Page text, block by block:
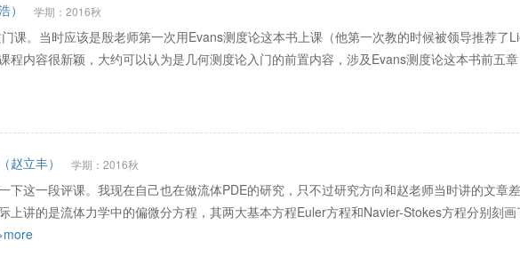
） 学期：2016秋
课。当时应该是殷老师第一次用Evans测度论这本书上课（他第一次教的时候被领导推荐了
程内容很新颖，大约可以认为是几何测度论入门的前置内容，涉及Evans测度论这本书前五
赵立丰） 学期：2016秋
下这一段评课。我现在自己也在做流体PDE的研究，只不过研究方向和赵老师当时讲的文章
上讲的是流体力学中的偏微分方程，其两大基本方程Euler方程和Navier-Stokes方程分别刻